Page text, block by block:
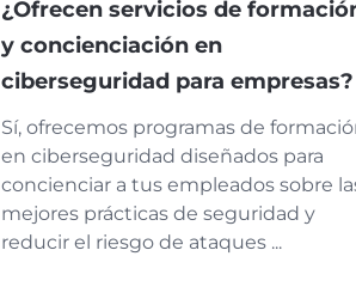
¿Ofrecen servicios de
y concienciación en
ciberseguridad para empresas?
Sí, ofrecemos programas de
en ciberseguridad diseñados para
concienciar a tus empleados sobre
mejores prácticas de seguridad y
reducir el riesgo de ataques ...